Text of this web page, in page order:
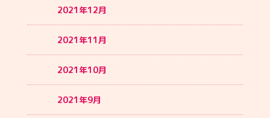
2021年12月
2021年11月
2021年10月
2021年9月